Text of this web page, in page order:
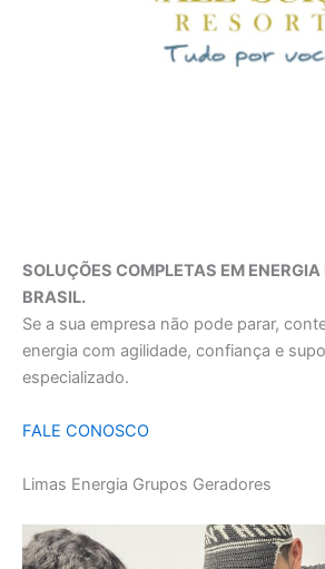
SOLUÇÕES COMPLETAS EM
BRASIL.
Se a sua empresa não pode parar,
energia com agilidade, confiança e
especializado.
FALE CONOSCO
Limas Energia Grupos Geradores